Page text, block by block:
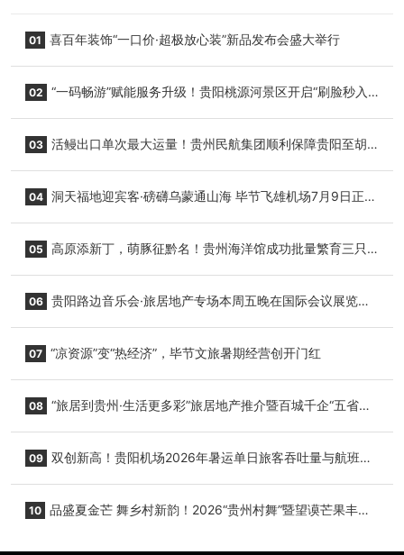
01 喜百年装饰“一口价·超极放心装”新品发布会盛大举行
02 “一码畅游”赋能服务升级！贵阳桃源河景区开启“刷脸秒入
03 活鳗出口单次最大运量！贵州民航集团顺利保障贵阳至胡
04 洞天福地迎宾客·磅礴乌蒙通山海 毕节飞雄机场7月9日正式
05 高原添新丁，萌豚征黔名！贵州海洋馆成功批量繁育三只
06 贵阳路边音乐会·旅居地产专场本周五晚在国际会议展览中
07 “凉资源”变“热经济”，毕节文旅暑期经营创开门红
08 “旅居到贵州·生活更多彩”旅居地产推介暨百城千企“五省
09 双创新高！贵阳机场2026年暑运单日旅客吞吐量与航班起
10 品盛夏金芒 舞乡村新韵！2026“贵州村舞”暨望谟芒果丰收